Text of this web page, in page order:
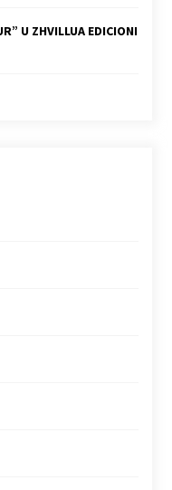
U ZHVILLUA EDICIONI